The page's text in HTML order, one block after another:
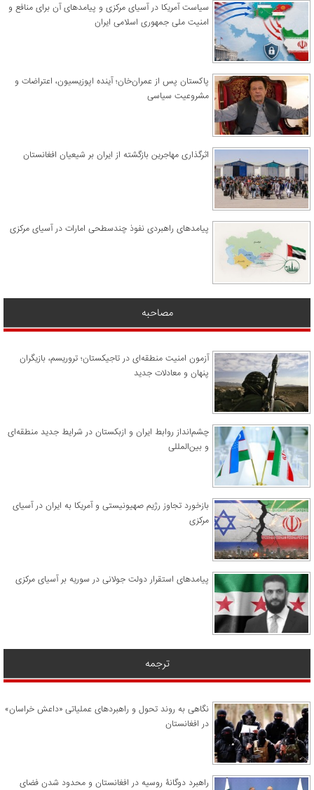
سیاست آمریکا در آسیای مرکزی و پیامدهای آن برای منافع و
امنیت ملی جمهوری اسلامی ایران
پاکستان پس از عمران‌خان؛ آینده اپوزیسیون، اعتراضات و
مشروعیت سیاسی
اثرگذاری مهاجرین بازگشته از ایران بر شیعیان افغانستان
پیامدهای راهبردی نفوذ چندسطحی امارات در آسیای مرکزی
مصاحبه
آزمون امنیت منطقه‌ای در تاجیکستان؛ تروریسم، بازیگران
پنهان و معادلات جدید
چشم‌انداز روابط ایران و ازبکستان در شرایط جدید منطقه‌ای
و بین‌المللی
​بازخورد تجاوز رژیم صهیونیستی و آمریکا به ایران در آسیای
مرکزی
پیامدهای استقرار دولت جولانی در سوریه بر آسیای مرکزی
ترجمه
نگاهی به روند تحول و راهبردهای عملیاتی «داعش خراسان»
در افغانستان
راهبرد دوگانۀ روسیه در افغانستان و محدود شدن فضای